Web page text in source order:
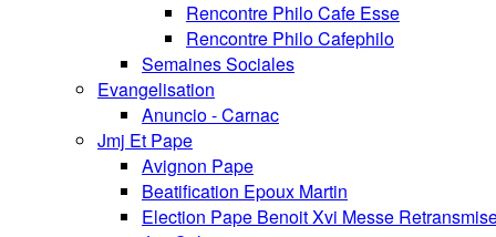
Rencontre Philo Cafe Esse
Rencontre Philo Cafephilo
Semaines Sociales
Evangelisation
Anuncio - Carnac
Jmj Et Pape
Avignon Pape
Beatification Epoux Martin
Election Pape Benoit Xvi Messe